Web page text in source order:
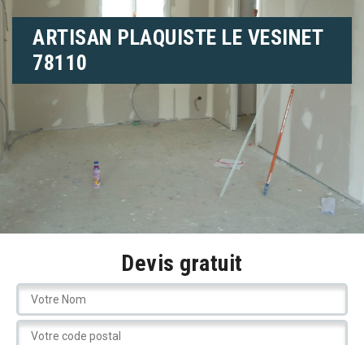
ARTISAN PLAQUISTE LE VESINET
78110
Devis gratuit